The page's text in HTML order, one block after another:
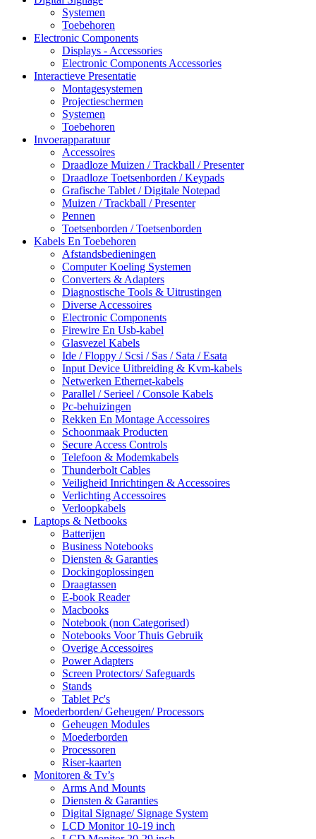
Systemen
Toebehoren
Electronic Components
Displays - Accessories
Electronic Components Accessories
Interactieve Presentatie
Montagesystemen
Projectieschermen
Systemen
Toebehoren
Invoerapparatuur
Accessoires
Draadloze Muizen / Trackball / Presenter
Draadloze Toetsenborden / Keypads
Grafische Tablet / Digitale Notepad
Muizen / Trackball / Presenter
Pennen
Toetsenborden / Toetsenborden
Kabels En Toebehoren
Afstandsbedieningen
Computer Koeling Systemen
Converters & Adapters
Diagnostische Tools & Uitrustingen
Diverse Accessoires
Electronic Components
Firewire En Usb-kabel
Glasvezel Kabels
Ide / Floppy / Scsi / Sas / Sata / Esata
Input Device Uitbreiding & Kvm-kabels
Netwerken Ethernet-kabels
Parallel / Serieel / Console Kabels
Pc-behuizingen
Rekken En Montage Accessoires
Schoonmaak Producten
Secure Access Controls
Telefoon & Modemkabels
Thunderbolt Cables
Veiligheid Inrichtingen & Accessoires
Verlichting Accessoires
Verloopkabels
Laptops & Netbooks
Batterijen
Business Notebooks
Diensten & Garanties
Dockingoplossingen
Draagtassen
E-book Reader
Macbooks
Notebook (non Categorised)
Notebooks Voor Thuis Gebruik
Overige Accessoires
Power Adapters
Screen Protectors/ Safeguards
Stands
Tablet Pc's
Moederborden/ Geheugen/ Processors
Geheugen Modules
Moederborden
Processoren
Riser-kaarten
Monitoren & Tv’s
Arms And Mounts
Diensten & Garanties
Digital Signage/ Signage System
LCD Monitor 10-19 inch